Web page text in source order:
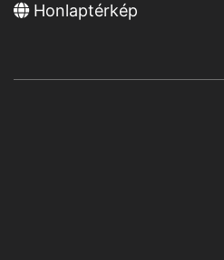
Honlaptérkép